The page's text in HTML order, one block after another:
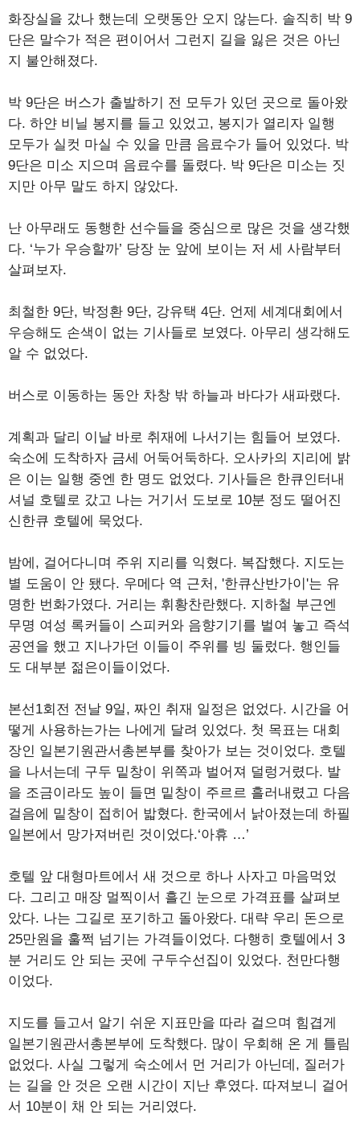
화장실을 갔나 했는데 오랫동안 오지 않는다. 솔직히 박 9
단은 말수가 적은 편이어서 그런지 길을 잃은 것은 아닌
지 불안해졌다.
박 9단은 버스가 출발하기 전 모두가 있던 곳으로 돌아왔
다. 하얀 비닐 봉지를 들고 있었고, 봉지가 열리자 일행
모두가 실컷 마실 수 있을 만큼 음료수가 들어 있었다. 박
9단은 미소 지으며 음료수를 돌렸다. 박 9단은 미소는 짓
지만 아무 말도 하지 않았다.
난 아무래도 동행한 선수들을 중심으로 많은 것을 생각했
다. ‘누가 우승할까’ 당장 눈 앞에 보이는 저 세 사람부터
살펴보자.
최철한 9단, 박정환 9단, 강유택 4단. 언제 세계대회에서
우승해도 손색이 없는 기사들로 보였다. 아무리 생각해도
알 수 없었다.
버스로 이동하는 동안 차창 밖 하늘과 바다가 새파랬다.
계획과 달리 이날 바로 취재에 나서기는 힘들어 보였다.
숙소에 도착하자 금세 어둑어둑하다. 오사카의 지리에 밝
은 이는 일행 중엔 한 명도 없었다. 기사들은 한큐인터내
셔널 호텔로 갔고 나는 거기서 도보로 10분 정도 떨어진
신한큐 호텔에 묵었다.
밤에, 걸어다니며 주위 지리를 익혔다. 복잡했다. 지도는
별 도움이 안 됐다. 우메다 역 근처, '한큐산반가이'는 유
명한 번화가였다. 거리는 휘황찬란했다. 지하철 부근엔
무명 여성 록커들이 스피커와 음향기기를 벌여 놓고 즉석
공연을 했고 지나가던 이들이 주위를 빙 둘렀다. 행인들
도 대부분 젊은이들이었다.
본선1회전 전날 9일, 짜인 취재 일정은 없었다. 시간을 어
떻게 사용하는가는 나에게 달려 있었다. 첫 목표는 대회
장인 일본기원관서총본부를 찾아가 보는 것이었다. 호텔
을 나서는데 구두 밑창이 위쪽과 벌어져 덜렁거렸다. 발
을 조금이라도 높이 들면 밑창이 주르르 흘러내렸고 다음
걸음에 밑창이 접히어 밟혔다. 한국에서 낡아졌는데 하필
일본에서 망가져버린 것이었다.‘아휴 …’
호텔 앞 대형마트에서 새 것으로 하나 사자고 마음먹었
다. 그리고 매장 멀찍이서 흘긴 눈으로 가격표를 살펴보
았다. 나는 그길로 포기하고 돌아왔다. 대략 우리 돈으로
25만원을 훌쩍 넘기는 가격들이었다. 다행히 호텔에서 3
분 거리도 안 되는 곳에 구두수선집이 있었다. 천만다행
이었다.
지도를 들고서 알기 쉬운 지표만을 따라 걸으며 힘겹게
일본기원관서총본부에 도착했다. 많이 우회해 온 게 틀림
없었다. 사실 그렇게 숙소에서 먼 거리가 아닌데, 질러가
는 길을 안 것은 오랜 시간이 지난 후였다. 따져보니 걸어
서 10분이 채 안 되는 거리였다.